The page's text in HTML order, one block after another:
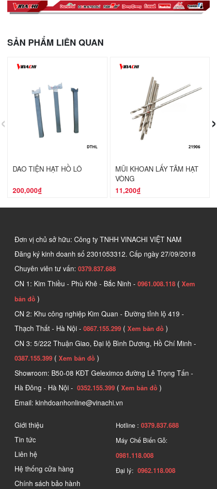
SẢN PHẨM LIÊN QUAN
DAO TIỆN HẠT HỒ LÔ
200,000₫
MŨI KHOAN LẤY TÂM HẠT
VÒNG
11,200₫
‹ ›
Đơn vị chủ sở hữu: Công ty TNHH VINACHI VIỆT NAM
Đăng ký kinh doanh số 2301053312. Cấp ngày 27/09/2018
Chuyên viên tư vấn: 0379.837.688
CN 1: Kim Thiều - Phù Khê - Bắc Ninh - 0961.008.118 ( Xem
bản đồ )
CN 2: Khu công nghiệp Kim Quan - Đường tỉnh lộ 419 -
Thạch Thất - Hà Nội - 0867.155.299 ( Xem bản đồ )
CN 3: 5/222 Thuận Giao, Đại lộ Bình Dương, Hồ Chí Minh -
0387.155.399 ( Xem bản đồ )
Showroom: B50-08 KĐT Geleximco đường Lê Trọng Tấn -
Hà Đông - Hà Nội - 0352.155.399 ( Xem bản đồ )
Email: kinhdoanhonline@vinachi.vn
Giới thiệu
Tin tức
Liên hệ
Hệ thống cửa hàng
Chính sách bảo hành
Hotline : 0379.837.688
Máy Chế Biến Gỗ:
0981.118.008
Đại lý: 0962.118.008